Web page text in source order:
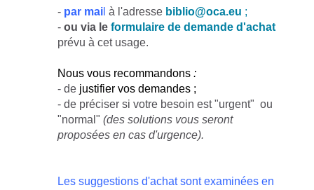
- par mai à l'adresse biblio@oca.eu ;
- ou via le formulaire de demande d'achat
prévu à cet usage.
Nous vous recommandons :
- de justifier vos demandes ;
- de préciser si votre besoin est "urgent" ou
"normal" (des solutions vous seront
proposées en cas d'urgence).
Les suggestions d'achat sontexaminées en